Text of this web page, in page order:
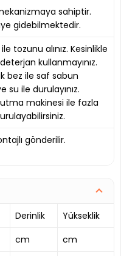
sahiptir.
gidebilmektedir.
tozunu alınız. Kesinlikle
kullanmayınız.
bez ile saf sabun
su ile durulayınız.
makinesi ile fazla
gönderilir.
Derinlik
Yükseklik
cm
cm